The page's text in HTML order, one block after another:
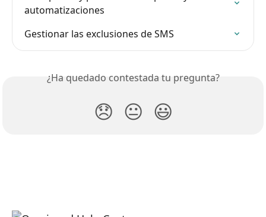
automatizaciones
Gestionar las exclusiones de SMS
¿Ha quedado contestada tu pregunta?
😞 😐 😃